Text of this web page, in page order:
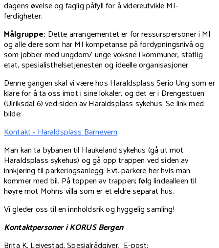
dagens øvelse og faglig påfyll for å videreutvikle MI-
ferdigheter.
Målgruppe: Dette arrangementet er for ressurspersoner i MI
og alle dere som har MI kompetanse på fordypningsnivå og
som jobber med ungdom/ unge voksne i kommuner, statlig
etat, spesialisthelsetjenesten og ideelle organisasjoner.
Denne gangen skal vi være hos Haraldsplass Serio Ung som er
klare for å ta oss imot i sine lokaler, og det er i Drengestuen
(Ulriksdal 6) ved siden av Haraldsplass sykehus. Se link med
bilde:
Kontakt - Haraldsplass Barnevern
Man kan ta bybanen til Haukeland sykehus (gå ut mot
Haraldsplass sykehus) og gå opp trappen ved siden av
innkjøring til parkeringsanlegg. Evt. parkere her hvis man
kommer med bil. På toppen av trappen; følg lindealleen til
høyre mot Mohns villa som er et eldre separat hus.
Vi gleder oss til en innholdsrik og hyggelig samling!
Kontaktpersoner i KORUS Bergen